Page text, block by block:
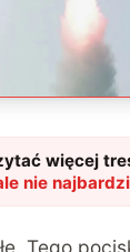
więcej
nie
którego mają
Tego